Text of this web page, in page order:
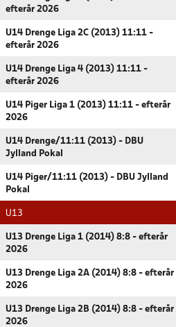
efterår 2026
U14 Drenge Liga 2C (2013) 11:11 -
efterår 2026
U14 Drenge Liga 4 (2013) 11:11 -
efterår 2026
U14 Piger Liga 1 (2013) 11:11 - efterår
2026
U14 Drenge/11:11 (2013) - DBU
Jylland Pokal
U14 Piger/11:11 (2013) - DBU Jylland
Pokal
U13
U13 Drenge Liga 1 (2014) 8:8 - efterår
2026
U13 Drenge Liga 2A (2014) 8:8 - efterår
2026
U13 Drenge Liga 2B (2014) 8:8 - efterår
2026